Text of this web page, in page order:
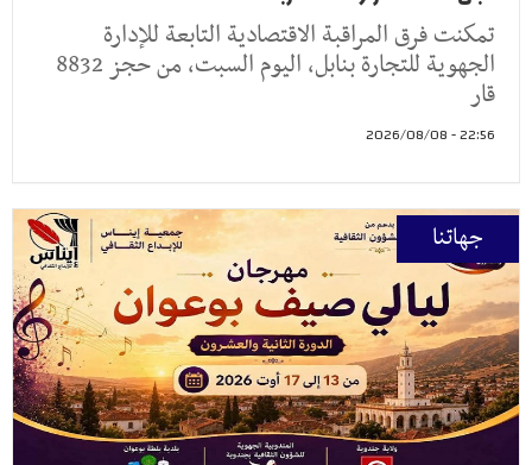
تمكنت فرق المراقبة الاقتصادية التابعة للإدارة
الجهوية للتجارة بنابل، اليوم السبت، من حجز 8832
قار
22:56 - 2026/08/08
جهاتنا